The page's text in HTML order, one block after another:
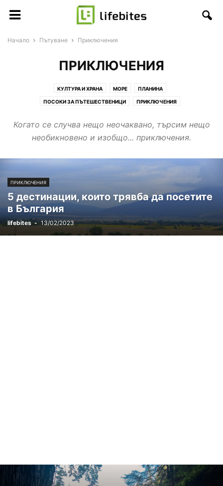
Начало Пътуване Приключения
ПРИКЛЮЧЕНИЯ
КУЛТУРА И ХРАНА МОРЕ ПЛАНИНА
ПОСОКИ ЗА ПЪТЕШЕСТВЕНИЦИ ПРИКЛЮЧЕНИЯ
Когато се случва нещо неочаквано, търсим нещо
необикновено и изобщо... приключения.
ПРИКЛЮЧЕНИЯ
5 дестинации, които трявба да посетите
в България
lifebites - 13/02/2023